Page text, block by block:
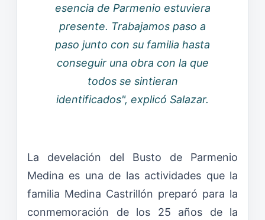
esencia de Parmenio estuviera
presente. Trabajamos paso a
paso junto con su familia hasta
conseguir una obra con la que
todos se sintieran
identificados", explicó Salazar.
La develación del Busto de Parmenio
Medina es una de las actividades que la
familia Medina Castrillón preparó para la
conmemoración de los 25 años de la